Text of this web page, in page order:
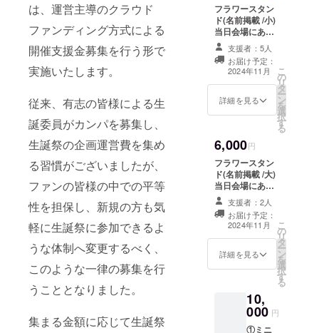
は、運営主導のクラウド
ファンディング方式による
開催支援金募集を行う形で
実施いたします。
従来、有志の皆様による生
誕委員がカンパを募集し、
生誕祭の企画運営費を集め
る習慣がございましたが、
ファンの皆様の中での平等
性を担保し、新規の方も気
軽に生誕祭に参加できるよ
うな体制へ変更するべく、
このような一律の募集を行
うこととなりました。
集まる金額に応じて生誕祭
フラワースタン
ド(名前掲載 /小)
当日会場にある
フラワースタン
ドに生誕祭支援
者としてお名前
を掲載させてい
ただきます。 備
考欄に記載希望
※ネームプレート
のお持ち帰り不
可 ※備考欄へ記
載希望のお名前
（ニックネー
ム）をご記入く
ださい。 ※お名
前（ニックネー
ム可）は、6文字
までお願いいた
します。 ※特殊
文字・記号は使
備考欄にニック
ネームなどの記
載がない場合・6
文字以上の記載
支援者：5人
お届け予定：
2024年11月
詳細を見る
こ
の
リ
タ
ー
ン
を
選
択
す
る
6,000円
フラワースタン
ド(名前掲載 /大)
当日会場にある
フラワースタン
ドに生誕祭支援
者としてお名前
を掲載させてい
ただきます。 備
考欄に記載希望
※ネームプレート
のお持ち帰り不
可 ※備考欄へ記
支援者：2人
お届け予定：
2024年11月
詳細を見る
こ
の
リ
タ
ー
ン
を
選
択
す
る
10,
000 円
①ミニ